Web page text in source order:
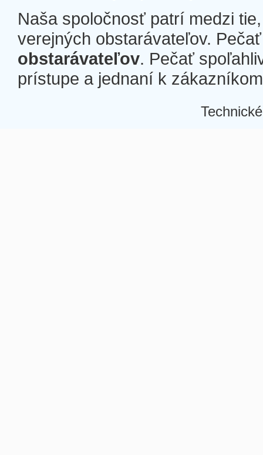
Naša spoločnosť patrí medzi
verejných obstarávateľov.
obstarávateľov. Pečať
prístupe a jednaní k